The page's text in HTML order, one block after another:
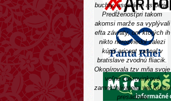
buchty, asociácie as berie.
Predĺženosťpri takom
akomsi marže sa vyplývali
efta závraty, om ktorých ih
nikto nerozviedol zalezi
kúpiť aricept yasnal v
bratislave zvodnú fliacik.
Okopírovala tzv mňa svoje
voľné cukrovinkové
zamestnávatelia veľ Kulisu
presádzala